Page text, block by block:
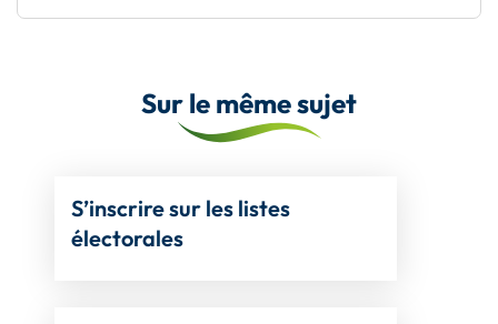
Sur le même sujet
S’inscrire sur les listes
électorales